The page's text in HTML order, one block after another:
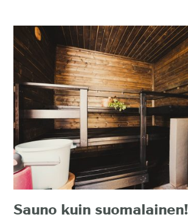
Sauno kuin suomalainen!